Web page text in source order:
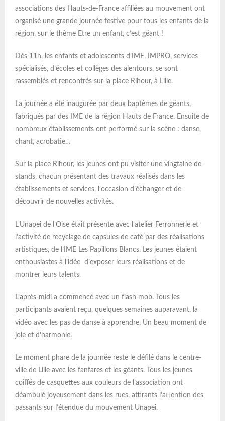
associations des Hauts-de-France affiliées au mouvement ont
organisé une grande journée festive pour tous les enfants de la
région, sur le thème Etre un enfant, c’est géant !
Dès 11h, les enfants et adolescents d’IME, IMPRO, services
spécialisés, d’écoles et collèges des alentours, se sont
rassemblés et rencontrés sur la place Rihour, à Lille.
La journée a été inaugurée par deux baptêmes de géants,
fabriqués par des IME de la région Hauts de France. Ensuite de
nombreux établissements ont performé sur la scène : danse,
chant, acrobatie…
Sur la place Rihour, les jeunes ont pu visiter une vingtaine de
stands, chacun présentant des travaux réalisés dans les
établissements et services, l’occasion d’échanger et de
découvrir de nouvelles activités.
L’Unapei de l’Oise était présente avec l’atelier Ferronnerie et
l’activité de recyclage de capsules de café par des réalisations
artistiques, de l’IME Les Papillons Blancs. Les jeunes étaient
enthousiastes à l’idée d’exposer leurs réalisations et de
montrer leurs talents.
L’après-midi a commencé avec un flash mob. Tous les
participants avaient reçu, quelques semaines auparavant, la
vidéo avec les pas de danse à apprendre. Un beau moment de
joie et d’harmonie.
Le moment phare de la journée reste le défilé dans le centre-
ville de Lille avec les fanfares et les géants. Tous les jeunes
coiffés de casquettes aux couleurs de l’association ont
déambulé joyeusement dans les rues, attirants l’attention des
passants sur l’étendue du mouvement Unapei.